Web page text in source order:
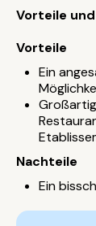
Vorteile
Vorteile
Ein
Nachteile
Ein